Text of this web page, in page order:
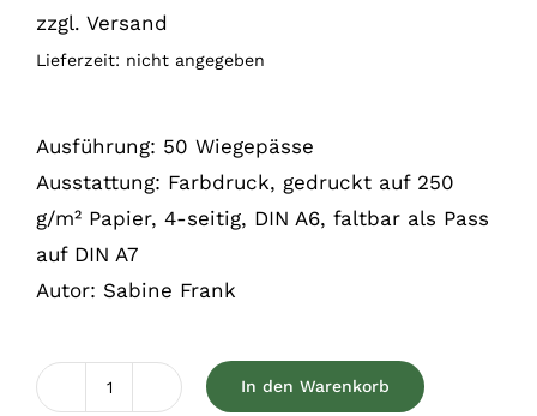
zzgl. Versand
Lieferzeit: nicht angegeben
Ausführung: 50 Wiegepässe
Ausstattung: Farbdruck, gedruckt auf 250
g/m² Papier, 4-seitig, DIN A6, faltbar als Pass
auf DIN A7
Autor: Sabine Frank
Wiegepass
In den Warenkorb